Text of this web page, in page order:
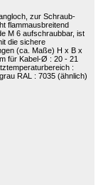
zur Schraub-
flammausbreitend
M 6 aufschraubbar, ist
die sichere
(ca. Maße) H x B x
für Kabel-Ø : 20 - 21
:
RAL : 7035 (ähnlich)